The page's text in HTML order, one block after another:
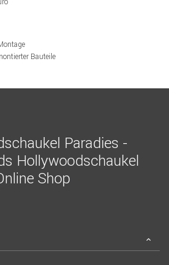
Bauteile
Paradies -
Hollywoodschaukel
Shop